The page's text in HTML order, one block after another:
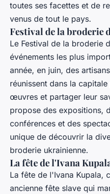
toutes ses facettes et de
venus de tout le pays.
Festival de la broderie
Le Festival de la broderie
événements les plus
année, en juin, des
réunissent dans la
œuvres et partager leur
propose des expositions,
conférences et des
unique de découvrir la
broderie ukrainienne.
La fête de l'Ivana
La fête de l'Ivana Kupala,
ancienne fête slave qui